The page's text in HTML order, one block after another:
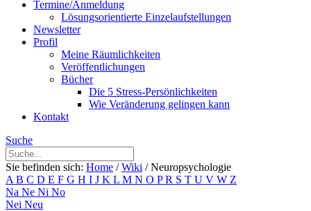
Termine/Anmeldung
Lösungsorientierte Einzelaufstellungen
Newsletter
Profil
Meine Räumlichkeiten
Veröffentlichungen
Bücher
Die 5 Stress-Persönlichkeiten
Wie Veränderung gelingen kann
Kontakt
Suche
Sie befinden sich: Home / Wiki / Neuropsychologie
A B C D E F G H I J K L M N O PR S T U V W Z
Na Ne Ni No
Nei Neu